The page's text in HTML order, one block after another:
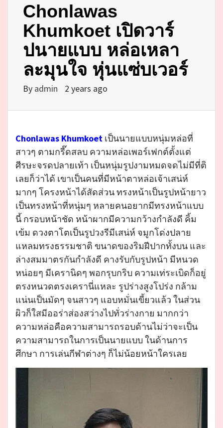
Chonlawas
Khumkoet เปิดวาร์
ปนายแบบ หล่อเหลา
ละมุนใจ หุ่นแซ่บเวอร์
By admin 2 years ago
Chonlawas Khumkoet เป็นนายแบบหนุ่มหล่อที่
สาวๆ ตามกรี๊ดสลบ ความหล่อเพอร์เฟกต์ตั้งแต่
ศีรษะจรดปลายเท้า เป็นหนุ่มรูปงามหมดจดไม่มีที่ติ
เลยก็ว่าได้ เขาเป็นคนที่มีหน้าตาหล่อเจ้าเสน่ห์
มากๆ โครงหน้าได้สัดส่วน ทรงหน้าเป็นรูปหน้ายาว
เป็นทรงหน้าที่หนุ่มๆ หลายคนอยากมีทรงหน้าแบบ
นี้ กรอบหน้าชัด หน้าผากมีความกว้างกำลังดี คิ้ม
เข้ม ดวงตาโตเป็นรูปวงรีมีเสน่ห์ จมูกโด่งปลาย
แหลมทรงธรรมชาติ ขนาดของริมฝีปากทั้งบน และ
ล่างสมมาตรกันกำลังดี คางรับกับรูปหน้า มีหนวด
หน่อยๆ มีเครานิดๆ พอกรุบกริบ ความเท่ระเบิดก็อยู่
ตรงหนวดตรงเครานี่แหละ รูปร่างสูงโปร่ง กล้าม
แน่นเป็นมัดๆ จนสาวๆ แอบหมั่นเขี้ยวแล้ว ในส่วน
ผิวก็ใสมีออร่าส่องสว่างไปทั่วร่างกาย มากกว่า
ความหล่อคือความสามารถรอบด้านไม่ว่าจะเป็น
ความสามารถในการเป็นนายแบบ ในด้านการ
ศึกษา การเล่นกีฬาต่างๆ ก็ไม่น้อยหน้าใครเลย